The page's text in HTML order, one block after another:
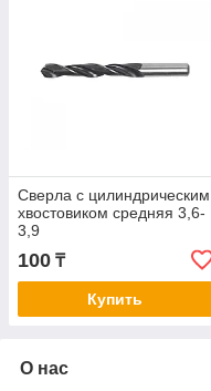
Сверла с цилиндрическим
хвостовиком средняя 3,6-
3,9
100 ₸
Купить
О нас